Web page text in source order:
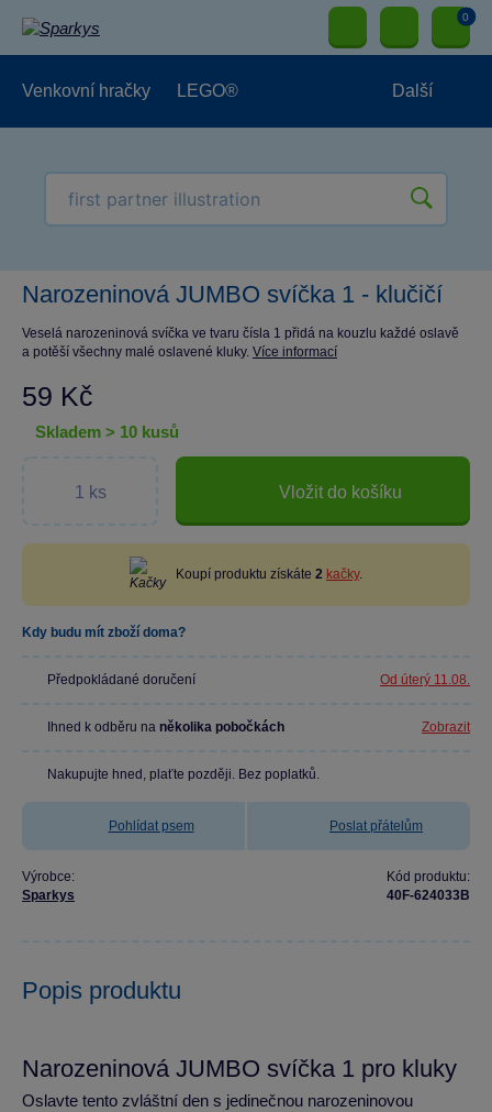
0
Venkovní hračky LEGO® Další
Narozeninová JUMBO svíčka 1 - klučičí
Veselá narozeninová svíčka ve tvaru čísla 1 přidá na kouzlu každé oslavě
a potěší všechny malé oslavené kluky. Více informací
59 Kč
skladem > 10 kusů
Vložit do košíku
Koupí produktu získáte 2 kačky.
Kdy budu mít zboží doma?
Předpokládané doručení Od úterý 11.08.
Ihned k odběru na několika pobočkách Zobrazit
Nakupujte hned, plaťte později. Bez poplatků.
Pohlídat psem Poslat přátelům
Výrobce:
Sparkys
Kód produktu:
40F-624033B
Popis produktu
Narozeninová JUMBO svíčka 1 pro kluky
Oslavte tento zvláštní den s jedinečnou narozeninovou